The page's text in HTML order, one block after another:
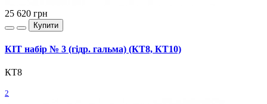
25 620 грн
Купити
КІТ набір № 3 (гідр. гальма) (КТ8, КТ10)
КТ8
2